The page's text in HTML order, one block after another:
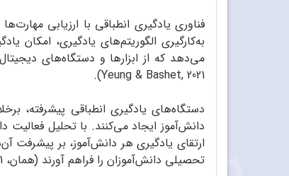
فناوری یادگیری انطباقی با ارزیابی
Yeung & Bashet, 2021).
دستگاه‌های یادگیری انطباقی پیشرفته،
دانش‌آموز ایجاد می‌کنند. با تحلیل فعالیت
ارتقای یادگیری هر دانش‌آموز، بر پیشرفت
تحصیلی دانش‌آموزان را فراهم ‌آورند (همان، 2021).